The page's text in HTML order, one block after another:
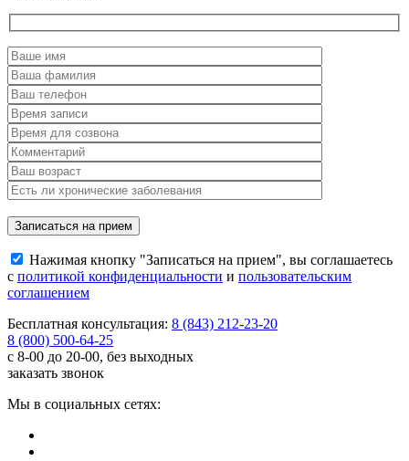
Нажимая кнопку "Записаться на прием", вы соглашаетесь
с политикой конфиденциальности и пользовательским
соглашением
Бесплатная консультация: 8 (843) 212-23-20
8 (800) 500-64-25
с 8-00 до 20-00, без выходных
заказать звонок
Мы в социальных сетях: